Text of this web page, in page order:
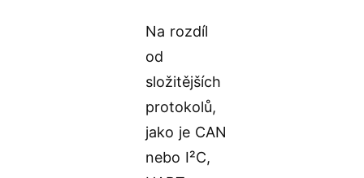
Na rozdíl
od
složitějších
protokolů,
jako je CAN
nebo I²C,